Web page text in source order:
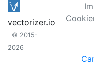
vectorizer.io
© 2015-
2026